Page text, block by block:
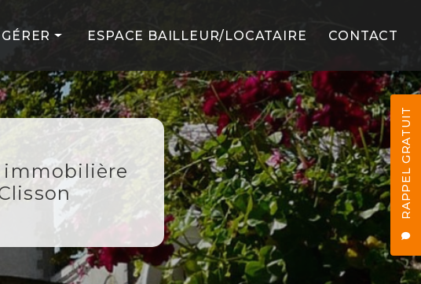
RAPPEL GRATUIT
ESPACE BAILLEUR/LOCATAIRE CONTACT
immobilière